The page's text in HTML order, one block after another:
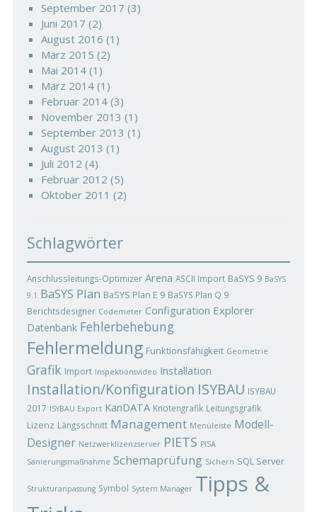
September 2017 (3)
Juni 2017 (2)
August 2016 (1)
März 2015 (2)
Mai 2014(1)
März 2014(1)
Februar 2014(3)
November 2013 (1)
September 2013 (1)
August 2013 (1)
Juli 2012 (4)
Februar 2012 (5)
Oktober 2011 (2)
Schlagwörter
Anschlussleitungs-Optimizer Arena ASCII Import BaSYS 9 BaSYS
9.1 BaSYS Plan BaSYS Plan E 9 BaSYS Plan Q 9
Berichtsdesigner Codemeter Configuration Explorer
Datenbank Fehlerbehebung
Fehlermeldung Funktionsfähigkeit Geometrie
Grafik Import Inspektionsvideo Installation
Installation/Konfiguration ISYBAU ISYBAU
2017 ISYBAU Export KanDATA Knotengrafik Leitungsgrafik
Lizenz Längsschnitt Management Menüleiste Modell-
Designer Netzwerklizenzserver PIETS PISA
Sanierungsmaßnahme Schemaprüfung Sichern SQL Server
Strukturanpassung Symbol System Manager Tipps &